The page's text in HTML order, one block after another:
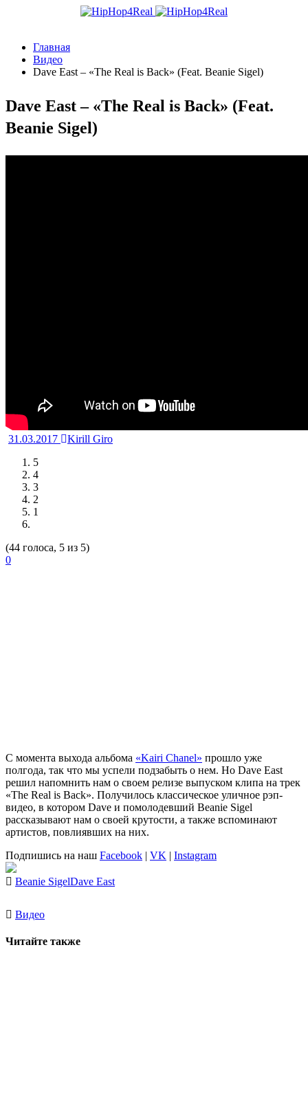
Главная
Видео
Dave East – «The Real is Back» (Feat. Beanie Sigel)
Dave East – «The Real is Back» (Feat.
Beanie Sigel)
31.03.2017
Kirill Giro
5
4
3
2
1
(44 голоса, 5 из 5)
0
С момента выхода альбома «Kairi Chanel» прошло уже
полгода, так что мы успели подзабыть о нем. Но Dave East
решил напомнить нам о своем релизе выпуском клипа на трек
«The Real is Back». Получилось классическое уличное рэп-
видео, в котором Dave и помолодевший Beanie Sigel
рассказывают нам о своей крутости, а также вспоминают
артистов, повлиявших на них.
Подпишись на наш Facebook | VK | Instagram
Beanie SigelDave East
Видео
Читайте также